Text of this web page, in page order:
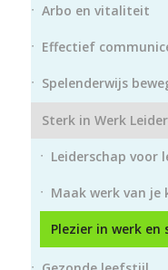
Arbo en vitaliteit
Effectief
Spelenderwijs
Sterk in Werk
Leiderschap voor
Maak werk van
Plezier in werk en